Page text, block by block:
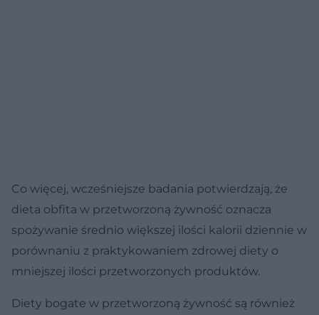
Co więcej, wcześniejsze badania potwierdzają, że
dieta obfita w przetworzoną żywność oznacza
spożywanie średnio większej ilości kalorii dziennie w
porównaniu z praktykowaniem zdrowej diety o
mniejszej ilości przetworzonych produktów.
Diety bogate w przetworzoną żywność są również